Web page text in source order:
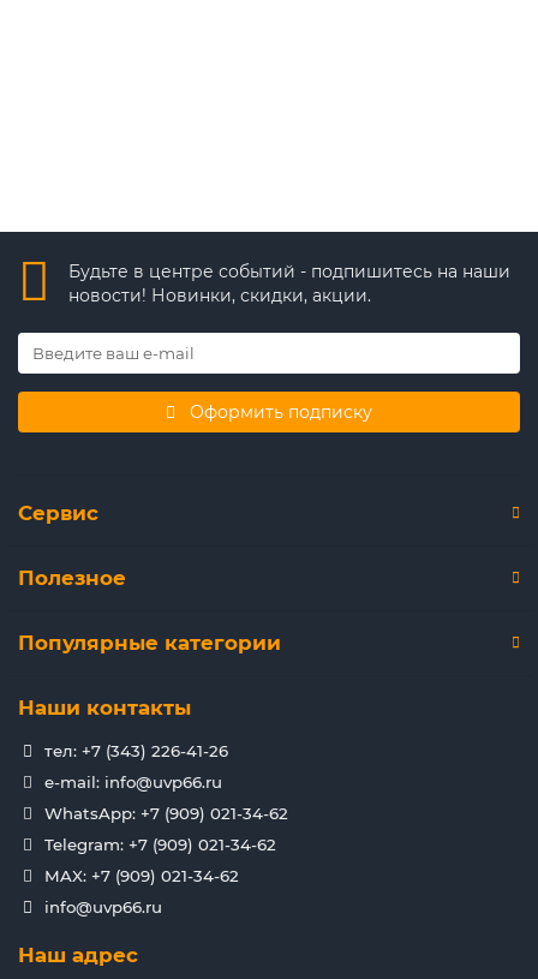
Будьте в центре событий - подпишитесь на наши
новости! Новинки, скидки, акции.
Оформить подписку
Сервис
Полезное
Популярные категории
Наши контакты
тел: +7 (343) 226-41-26
e-mail: info@uvp66.ru
WhatsApp: +7 (909) 021-34-62
Telegram: +7 (909) 021-34-62
MAX: +7 (909) 021-34-62
info@uvp66.ru
Наш адрес